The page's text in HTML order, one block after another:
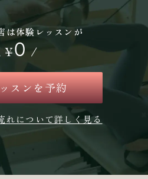
は体験レッスンが
¥0 /
スンを予約
れについて詳しく見る